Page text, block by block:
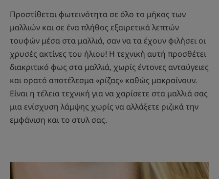
Προστίθεται φωτεινότητα σε όλο το μήκος των
μαλλιών και σε ένα πλήθος εξαιρετικά λεπτών
τουφών μέσα στα μαλλιά, σαν να τα έχουν φιλήσει οι
χρυσές ακτίνες του ήλιου! Η τεχνική αυτή προσθέτει
διακριτικό φως στα μαλλιά, χωρίς έντονες ανταύγειες
και ορατό αποτέλεσμα «ρίζας» καθώς μακραίνουν.
Είναι η τέλεια τεχνική για να χαρίσετε στα μαλλιά σας
μια ενίσχυση λάμψης χωρίς να αλλάξετε ριζικά την
εμφάνιση και το στυλ σας.